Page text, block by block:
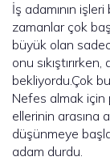
İş adamının
zamanlar çok
büyük olan
onu
bekliyordu.Çok
Nefes almak için
ellerinin arasına
düşünmeye
adam durdu.